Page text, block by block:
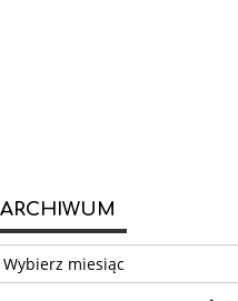
ARCHIWUM